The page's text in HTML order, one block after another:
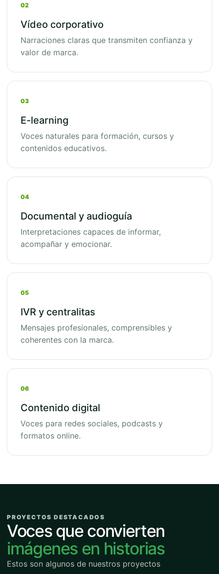
02
Vídeo corporativo
Narraciones claras que transmiten confianza y
valor de marca.
03
E-learning
Voces naturales para formación, cursos y
contenidos educativos.
04
Documental y audioguía
Interpretaciones capaces de informar,
acompañar y emocionar.
05
IVR y centralitas
Mensajes profesionales, comprensibles y
coherentes con la marca.
06
Contenido digital
Voces para redes sociales, podcasts y
formatos online.
PROYECTOS DESTACADOS
Voces que convierten
imágenes en historias
Estos son algunos de nuestros proyectos